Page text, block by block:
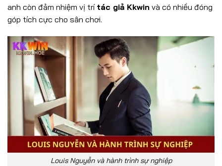
anh còn đảm nhiệm vị trí tác giả Kkwin và có nhiều đóng
góp tích cực cho sân chơi.
Louis Nguyễn và hành trình sự nghiệp